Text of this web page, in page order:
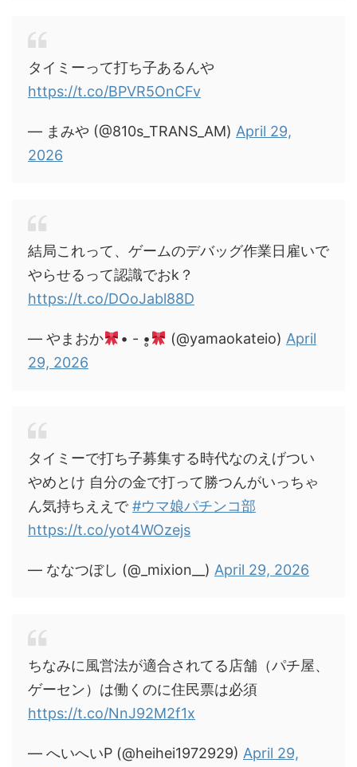
タイミーって打ち子あるんや
https://t.co/BPVR5OnCFv
— まみや (@810s_TRANS_AM) April 29,
2026
結局これって、ゲームのデバッグ作業日雇いで
やらせるって認識でおk？
https://t.co/DOoJabl88D
— やまおか • - •̥ (@yamaokateio) April
29, 2026
タイミーで打ち子募集する時代なのえげつい
やめとけ 自分の金で打って勝つんがいっちゃ
ん気持ちええで#ウマ娘パチンコ部
https://t.co/yot4WOzejs
— ななつぼし (@_mixion__) April 29, 2026
ちなみに風営法が適合されてる店舗（パチ屋、
ゲーセン）は働くのに住民票は必須
https://t.co/NnJ92M2f1x
— へいへいP (@heihei1972929) April 29,